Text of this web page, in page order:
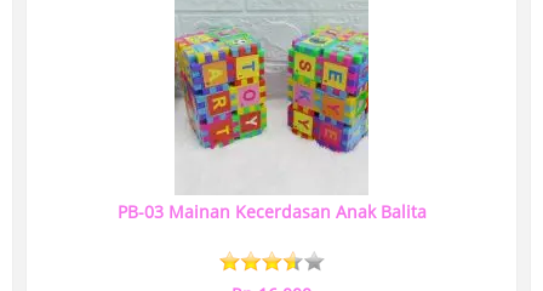
PB-03 Mainan Kecerdasan Anak Balita